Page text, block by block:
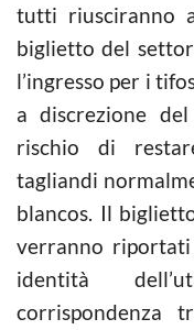
tutti riusciranno
biglietto del
l’ingresso per i
a discrezione
rischio di
tagliandi
blancos. Il
verranno
identità
corrispondenza